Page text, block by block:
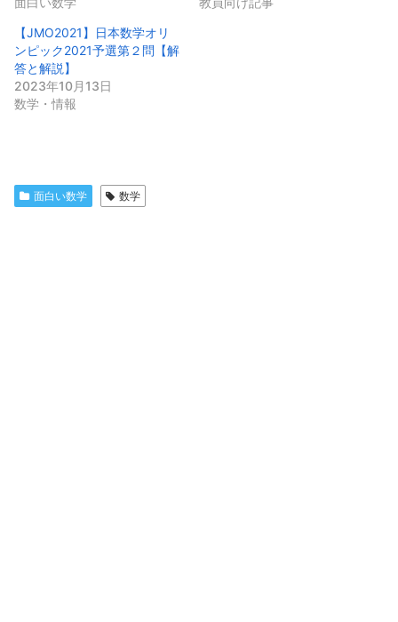
【JMO2021】日本数学オリ
ンピック2021予選第２問【解
答と解説】
2023年10月13日
数学・情報
面白い数学 数学